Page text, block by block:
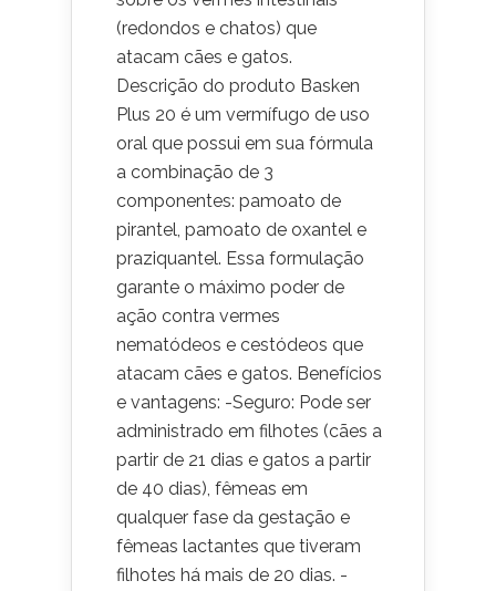
(redondos e chatos) que
atacam cães e gatos.
Descrição do produto Basken
Plus 20 é um vermífugo de uso
oral que possui em sua fórmula
a combinação de 3
componentes: pamoato de
pirantel, pamoato de oxantel e
praziquantel. Essa formulação
garante o máximo poder de
ação contra vermes
nematódeos e cestódeos que
atacam cães e gatos. Benefícios
e vantagens: -Seguro: Pode ser
administrado em filhotes (cães a
partir de 21 dias e gatos a partir
de 40 dias), fêmeas em
qualquer fase da gestação e
fêmeas lactantes que tiveram
filhotes há mais de 20 dias. -